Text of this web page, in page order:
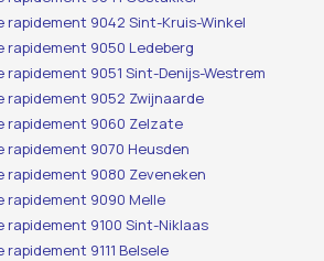
rapidement 9042 Sint-Kruis-Winkel
rapidement 9050 Ledeberg
rapidement 9051 Sint-Denijs-Westrem
rapidement 9052 Zwijnaarde
rapidement 9060 Zelzate
rapidement 9070 Heusden
rapidement 9080 Zeveneken
rapidement 9090 Melle
rapidement 9100 Sint-Niklaas
9111 Belsele